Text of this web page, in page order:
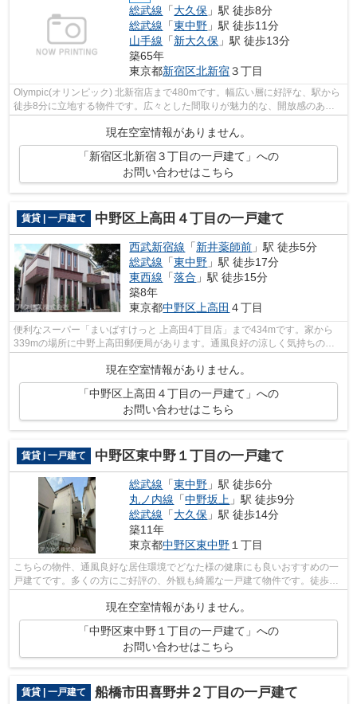
総武線 「大久保 」駅 徒歩8分
総武線 「東中野 」駅 徒歩11分
山手線 「新大久保 」駅 徒歩13分
築65年
東京都新宿区北新宿３丁目
Olympic(オリンピック) 北新宿店まで480mです。幅広い層に好評な、駅から
徒歩8分に立地する物件です。広々とした間取りが魅力的な、開放感のある
現在空室情報がありません。
「新宿区北新宿３丁目の一戸建て」への
お問い合わせはこちら
賃貸 | 一戸建て 中野区上高田４丁目の一戸建て
西武新宿線 「新井薬師前 」駅 徒歩5分
総武線 「東中野 」駅 徒歩17分
東西線 「落合 」駅 徒歩15分
築8年
東京都中野区上高田 ４丁目
便利なスーパー「まいばすけっと 上高田4丁目店」まで434mです。家から
339mの場所に中野上高田郵便局があります。通風良好の涼しく気持ちの良
現在空室情報がありません。
「中野区上高田４丁目の一戸建て」への
お問い合わせはこちら
賃貸 | 一戸建て 中野区東中野１丁目の一戸建て
総武線 「東中野 」駅 徒歩6分
丸ノ内線 「中野坂上 」駅 徒歩9分
総武線 「大久保 」駅 徒歩14分
築11年
東京都中野区東中野 １丁目
こちらの物件、通風良好な居住環境でどなた様の健康にも良いおすすめの一
戸建てです。多くの方にご好評の、外観も綺麗な一戸建て物件です。徒歩4
分で駅にアクセスできる物件です。行き...
現在空室情報がありません。
「中野区東中野１丁目の一戸建て」への
お問い合わせはこちら
賃貸 | 一戸建て 船橋市田喜野井２丁目の一戸建て